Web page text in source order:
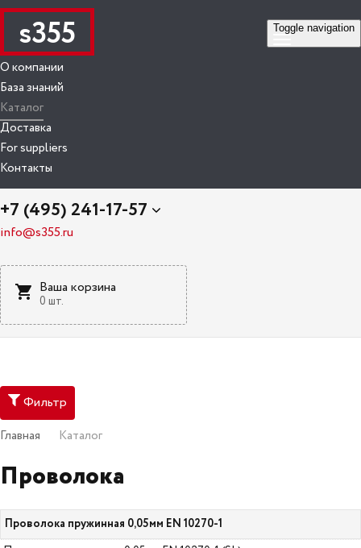
s355 Toggle navigation
О компании
База знаний
Каталог
Доставка
For suppliers
Контакты
+7 (495) 241-17-57
info@s355.ru
Ваша корзина
0 шт.
Фильтр
Главная Каталог
Проволока
Проволока пружинная 0,05мм EN 10270-1